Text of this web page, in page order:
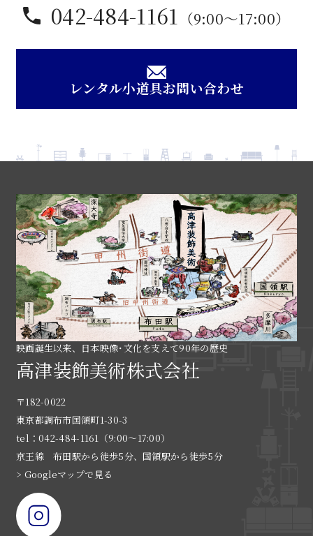
042-484-1161 （9:00〜17:00）
レンタル小道具お問い合わせ
映画誕生以来、日本映像･文化を支えて90年の歴史
高津装飾美術株式会社
〒182-0022
東京都調布市国領町1-30-3
tel：042-484-1161（9:00〜17:00）
京王線 布田駅から徒歩5分、国領駅から徒歩5分
> Googleマップで見る